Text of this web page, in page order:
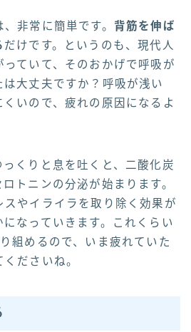
非常に簡単です。 背筋を伸ば
だけです。というのも、現代人
ていて、そのおかげで呼吸が
大丈夫ですか？呼吸が浅い
いので、疲れの原因になるよ
くりと息を吐くと、二酸化炭
トニンの分泌が始まります。
スやイライラを取り除く効果が
なっていきます。これくらい
組めるので、いま疲れていた
ださいね。